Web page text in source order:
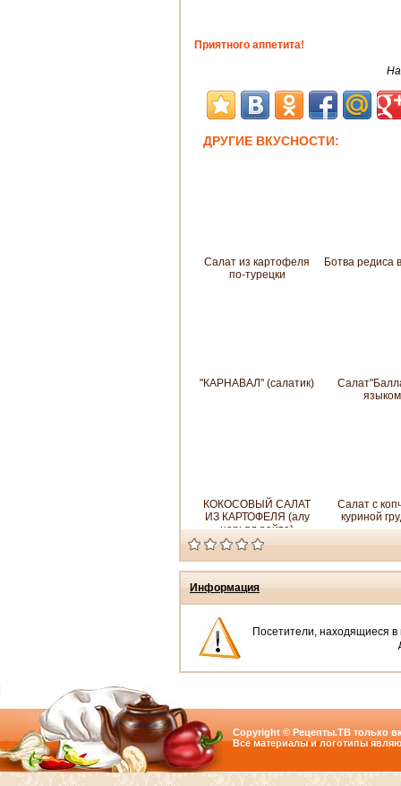
Приятного аппетита!
ДРУГИЕ ВКУСНОСТИ:
Салат из картофеля
по-турецки
Ботва редиса
"КАРНАВАЛ" (салатик)
языком
КОКОСОВЫЙ САЛАТ
ИЗ КАРТОФЕЛЯ (алу
нарьял райта)
Салат с
куриной
Информация
Посетители, находящиеся в
Copyright © Рецепты.ТВ только
Все материалы и логотипы